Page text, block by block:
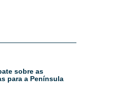
sobre as
para a Península